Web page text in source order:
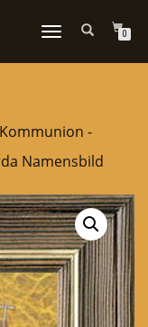
NAVIGATION
0
-
Namensbild